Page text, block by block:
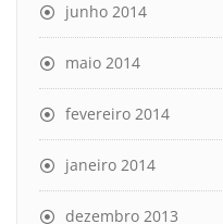
junho 2014
maio 2014
fevereiro 2014
janeiro 2014
dezembro 2013